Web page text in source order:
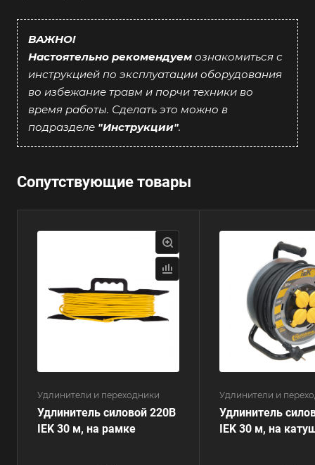
ВАЖНО!
Настоятельно рекомендуем ознакомиться с
инструкцией по эксплуатации оборудования
во избежание травм и порчи техники во
время работы. Сделать это можно в
подразделе "Инструкции".
Сопутствующие товары
Удлинители и переходники
Удлинитель силовой 220В
IEK 30 м, на рамке
Удлинители и
Удлинитель
IEK 30 м, на